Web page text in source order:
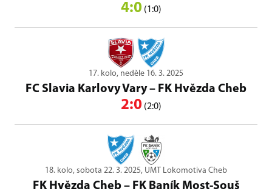
4:0 (1:0)
17. kolo, neděle 16. 3. 2025
FC Slavia Karlovy Vary– FK Hvězda Cheb
2:0 (2:0)
18. kolo, sobota 22. 3. 2025, UMT Lokomotiva Cheb
FK Hvězda Cheb– FK Baník Most-Souš